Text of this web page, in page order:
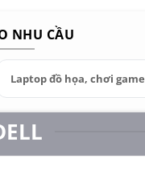
NHU CẦU
Laptop đồ họa, chơi game